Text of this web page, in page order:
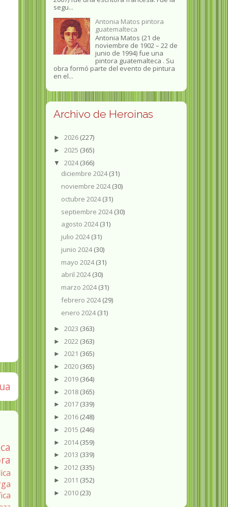
segu...
Antonia Matos pintora
guatemalteca
Antonia Matos (21 de
noviembre de 1902 – 22 de
junio de 1994) fue una
pintora guatemalteca . Su
obra formó parte del evento de pintura
en el...
Archivo de Heroinas
► 2026 (227)
► 2025 (365)
▼ 2024(366)
diciembre 2024(31)
noviembre 2024(30)
octubre 2024(31)
septiembre 2024(30)
agosto 2024(31)
julio 2024(31)
junio 2024(30)
mayo 2024(31)
abril 2024(30)
marzo 2024(31)
febrero 2024(29)
enero 2024(31)
► 2023 (363)
► 2022 (363)
► 2021 (365)
► 2020 (365)
► 2019 (364)
► 2018 (365)
► 2017 (339)
► 2016 (248)
► 2015 (246)
► 2014(359)
► 2013 (339)
► 2012 (335)
► 2011 (352)
► 2010 (23)